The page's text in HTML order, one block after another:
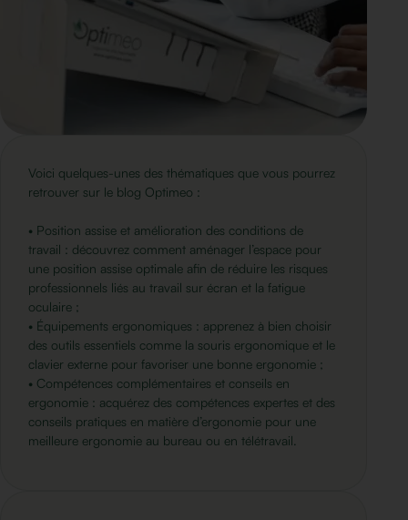
Voici quelques-unes des thématiques que vous pourrez
retrouver sur le blog Optimeo :
• Position assise et amélioration des conditions de
travail : découvrez comment aménager l’espace pour
une position assise optimale afin de réduire les risques
professionnels liés au travail sur écran et la fatigue
oculaire ;
• Équipements ergonomiques : apprenez à bien choisir
des outils essentiels comme la souris ergonomique et le
clavier externe pour favoriser une bonne ergonomie ;
• Compétences complémentaires et conseils en
ergonomie : acquérez des compétences expertes et des
conseils pratiques en matière d’ergonomie pour une
meilleure ergonomie au bureau ou en télétravail.